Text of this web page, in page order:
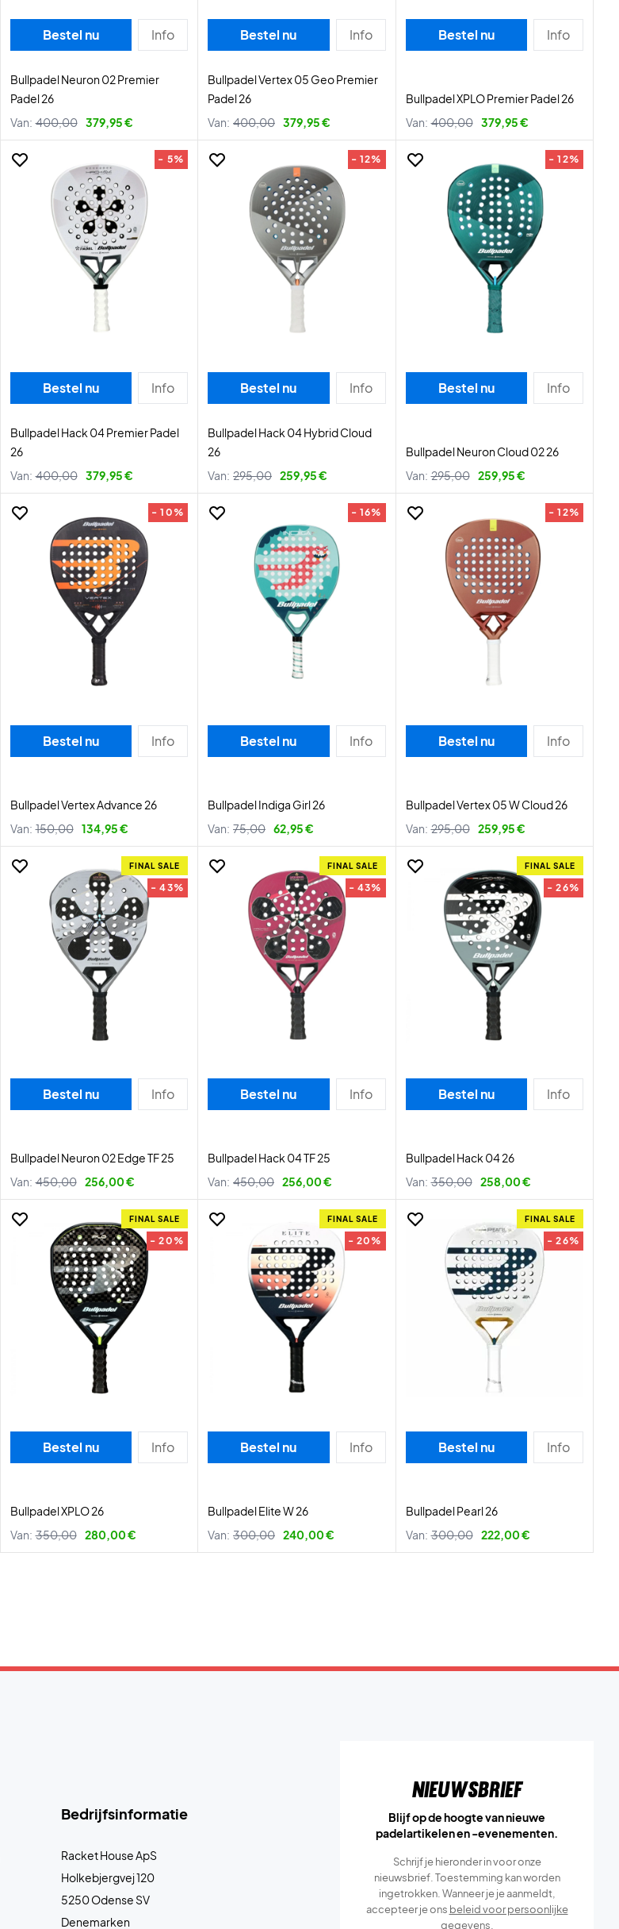
Bestel nu Info
Bullpadel Neuron 02 Premier
Padel 26
Van: 400,00 379,95 €
Bestel nu Info
Bullpadel Vertex 05 Geo Premier
Padel 26
Van: 400,00 379,95 €
Bestel nu Info
Bullpadel XPLO Premier Padel 26
Van: 400,00 379,95 €
- 5%
Bestel nu Info
Bullpadel Hack 04 Premier Padel
26
Van: 400,00 379,95 €
- 12%
Bestel nu Info
Bullpadel Hack 04 Hybrid Cloud
26
Van: 295,00 259,95 €
- 12%
Bestel nu Info
Bullpadel Neuron Cloud 02 26
Van: 295,00 259,95 €
- 10%
Bestel nu Info
Bullpadel Vertex Advance 26
Van: 150,00 134,95 €
- 16%
Bestel nu Info
Bullpadel Indiga Girl 26
Van: 75,00 62,95 €
- 12%
Bestel nu Info
Bullpadel Vertex 05 W Cloud 26
Van: 295,00 259,95 €
FINAL SALE
- 43%
Bestel nu Info
Bullpadel Neuron 02 Edge TF 25
Van: 450,00 256,00 €
FINAL SALE
- 43%
Bestel nu Info
Bullpadel Hack 04 TF 25
Van: 450,00 256,00 €
FINAL SALE
- 26%
Bestel nu Info
Bullpadel Hack 04 26
Van: 350,00 258,00 €
FINAL SALE
- 20%
Bestel nu Info
Bullpadel XPLO 26
Van: 350,00 280,00 €
FINAL SALE
- 20%
Bestel nu Info
Bullpadel Elite W 26
Van: 300,00 240,00 €
FINAL SALE
- 26%
Bestel nu Info
Bullpadel Pearl 26
Van: 300,00 222,00 €
Bedrijfsinformatie
Racket House ApS
Holkebjergvej 120
5250 Odense SV
Denemarken
Nieuwsbrief
Blijf op de hoogte van nieuwe
padelartikelen en -evenementen.
Schrijf je hieronder in voor onze
nieuwsbrief. Toestemming kan worden
ingetrokken. Wanneer je je aanmeldt,
accepteer je ons beleid voor persoonlijke
gegevens.